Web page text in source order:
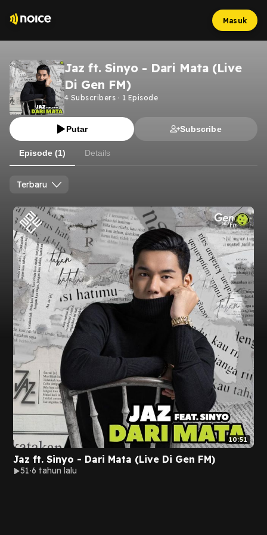
Masuk
Jaz ft. Sinyo - Dari Mata (Live
Di Gen FM)
4 Subscribers · 1 Episode
Putar Subscribe
Episode (1) Details
Terbaru
10:51
Jaz ft. Sinyo - Dari Mata (Live Di Gen FM)
51 6 tahun lalu